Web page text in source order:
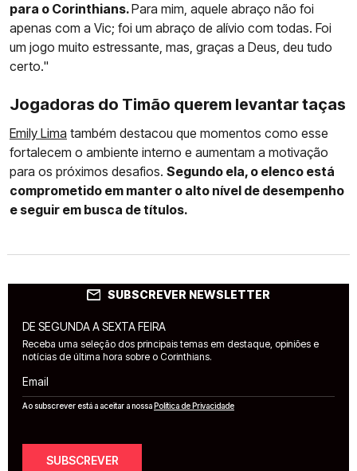
para o Corinthians.Para mim, aquele abraço não foi
apenas com a Vic; foi um abraço de alívio com todas. Foi
um jogo muito estressante, mas, graças a Deus, deu tudo
certo."
Jogadoras do Timão querem levantar taças
Emily Lima também destacou que momentos como esse
fortalecem o ambiente interno e aumentam a motivação
para os próximos desafios. Segundo ela, o elenco está
comprometido em manter o alto nível de desempenho
e seguir em busca de títulos.
SUBSCREVER NEWSLETTER
DE SEGUNDA A SEXTA FEIRA
Receba uma seleção dos principais temas em destaque, opiniões e
notícias de última hora sobre o Corinthians.
Email
Ao subscrever está a aceitar a nossa Política de Privacidade
SUBSCREVER